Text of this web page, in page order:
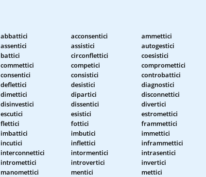
abbattici acconsentici
ammettici
assentici assistici
autogestici
battici circonflettici
coesistici
commettici competici
compromettici
consentici consistici
controbattici
deflettici desistici
diagnostici
dimettici dipartici
disconnettici
disinvestici dissentici
divertici
escutici esistici
estromettici
flettici fottici
frammettici
imbattici imbutici
immettici
incutici inflettici
inframmettici
interconnettici intormentici
intrasentici
intromettici introvertici
invertici
manomettici mentici
mettici